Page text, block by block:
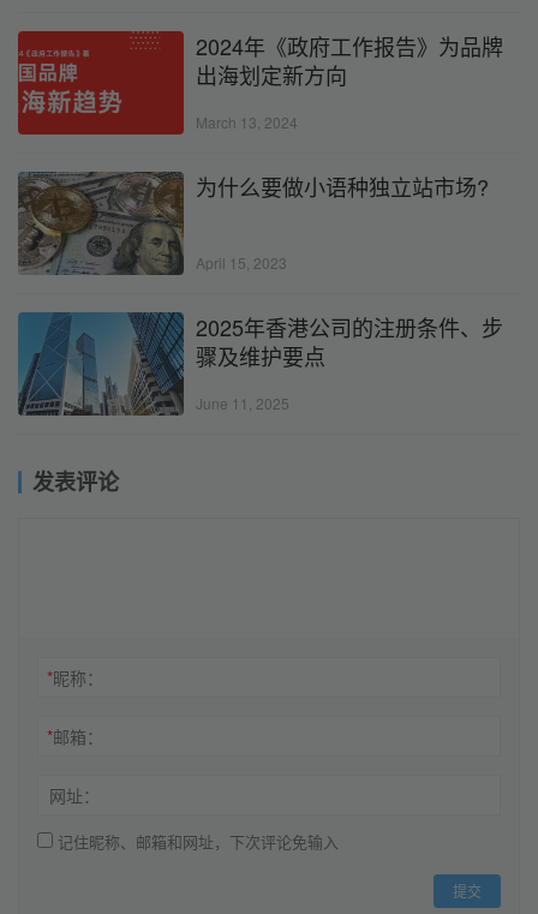
2024年《政府工作报告》为品牌
出海划定新方向
March 13, 2024
为什么要做小语种独立站市场?
April 15, 2023
2025年香港公司的注册条件、步
骤及维护要点
June 11, 2025
发表评论
*昵称：
*邮箱：
网址：
记住昵称、邮箱和网址，下次评论免输入
提交